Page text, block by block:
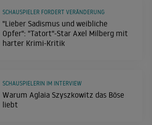
"Lieber Sadismus und weibliche
Opfer": "Tatort"-Star Axel Milberg mit
harter Krimi-Kritik
SCHAUSPIELER FORDERT VERÄNDERUNG
Warum Aglaia Szyszkowitz das Böse
liebt
SCHAUSPIELERIN IM INTERVIEW